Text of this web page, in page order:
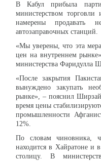
В Кабул прибыла
министерством
намерены продавать
автозаправочных станций.
«Мы уверены, что эта
цен на внутреннем
министерства Фаридулла
«После закрытия
вынуждено закупать
рынке», – пояснил
время цены
промышленности
12%.
По словам чиновника,
находится в Хайратоне и
столицу. В